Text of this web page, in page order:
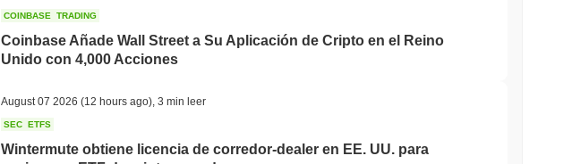
COINBASE TRADING
Coinbase Añade Wall Street a Su Aplicación de Cripto en el Reino
Unido con 4,000 Acciones
August 07 2026 (12 hours ago) 3 min leer
SEC ETFS
Wintermute obtiene licencia de corredor-dealer en EE. UU. para